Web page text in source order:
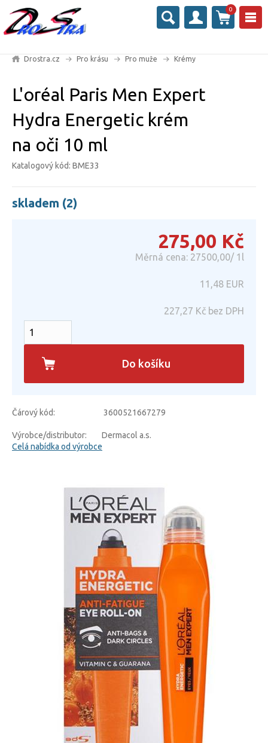
0
Drostra.cz Pro krásu Pro muže Krémy
L'oréal Paris Men Expert
Hydra Energetic krém
na oči 10 ml
Katalogový kód: BME33
skladem (2)
275,00 Kč
Měrná cena: 27500,00/ 1l
11,48 EUR
227,27 Kč bez DPH
Do košíku
Čárový kód: 3600521667279
Výrobce/distributor:
Dermacol a.s.
Celá nabídka od výrobce